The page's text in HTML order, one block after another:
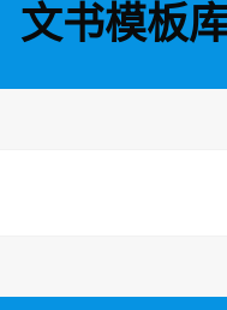
文书模板